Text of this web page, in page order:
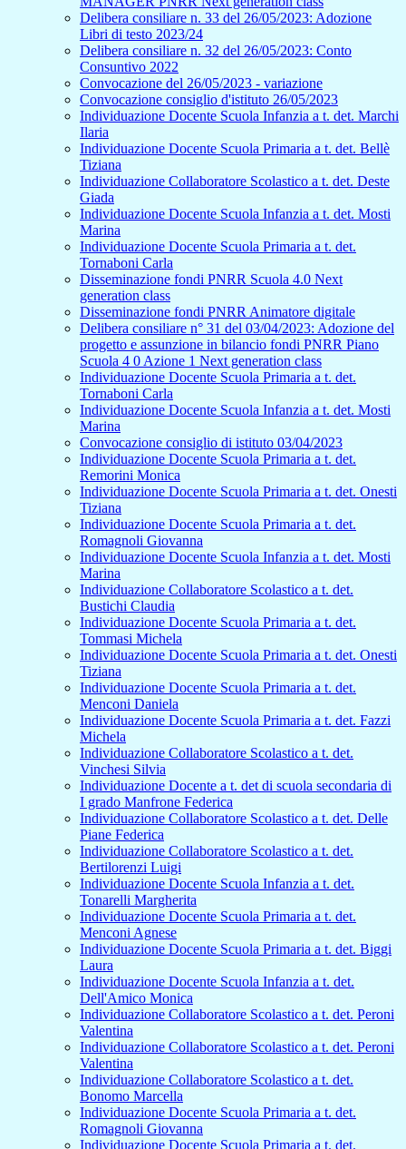
Delibera consiliare n. 33 del 26/05/2023: Adozione
Libri di testo 2023/24
Delibera consiliare n. 32 del 26/05/2023: Conto
Consuntivo 2022
Convocazione del 26/05/2023 - variazione
Convocazione consiglio d'istituto 26/05/2023
Individuazione Docente Scuola Infanzia a t. det. Marchi
Ilaria
Individuazione Docente Scuola Primaria a t. det. Bellè
Tiziana
Individuazione Collaboratore Scolastico a t. det. Deste
Giada
Individuazione Docente Scuola Infanzia a t. det. Mosti
Marina
Individuazione Docente Scuola Primaria a t. det.
Tornaboni Carla
Disseminazione fondi PNRR Scuola 4.0 Next
generation class
Disseminazione fondi PNRR Animatore digitale
Delibera consiliare n° 31 del 03/04/2023: Adozione del
progetto e assunzione in bilancio fondi PNRR Piano
Scuola 4 0 Azione 1 Next generation class
Individuazione Docente Scuola Primaria a t. det.
Tornaboni Carla
Individuazione Docente Scuola Infanzia a t. det. Mosti
Marina
Convocazione consiglio di istituto 03/04/2023
Individuazione Docente Scuola Primaria a t. det.
Remorini Monica
Individuazione Docente Scuola Primaria a t. det. Onesti
Tiziana
Individuazione Docente Scuola Primaria a t. det.
Romagnoli Giovanna
Individuazione Docente Scuola Infanzia a t. det. Mosti
Marina
Individuazione Collaboratore Scolastico a t. det.
Bustichi Claudia
Individuazione Docente Scuola Primaria a t. det.
Tommasi Michela
Individuazione Docente Scuola Primaria a t. det. Onesti
Tiziana
Individuazione Docente Scuola Primaria a t. det.
Menconi Daniela
Individuazione Docente Scuola Primaria a t. det. Fazzi
Michela
Individuazione Collaboratore Scolastico a t. det.
Vinchesi Silvia
Individuazione Docente a t. det di scuola secondaria di
I grado Manfrone Federica
Individuazione Collaboratore Scolastico a t. det. Delle
Piane Federica
Individuazione Collaboratore Scolastico a t. det.
Bertilorenzi Luigi
Individuazione Docente Scuola Infanzia a t. det.
Tonarelli Margherita
Individuazione Docente Scuola Primaria a t. det.
Menconi Agnese
Individuazione Docente Scuola Primaria a t. det. Biggi
Laura
Individuazione Docente Scuola Infanzia a t. det.
Dell'Amico Monica
Individuazione Collaboratore Scolastico a t. det. Peroni
Valentina
Individuazione Collaboratore Scolastico a t. det. Peroni
Valentina
Individuazione Collaboratore Scolastico a t. det.
Bonomo Marcella
Individuazione Docente Scuola Primaria a t. det.
Romagnoli Giovanna
Individuazione Docente Scuola Primaria a t. det.